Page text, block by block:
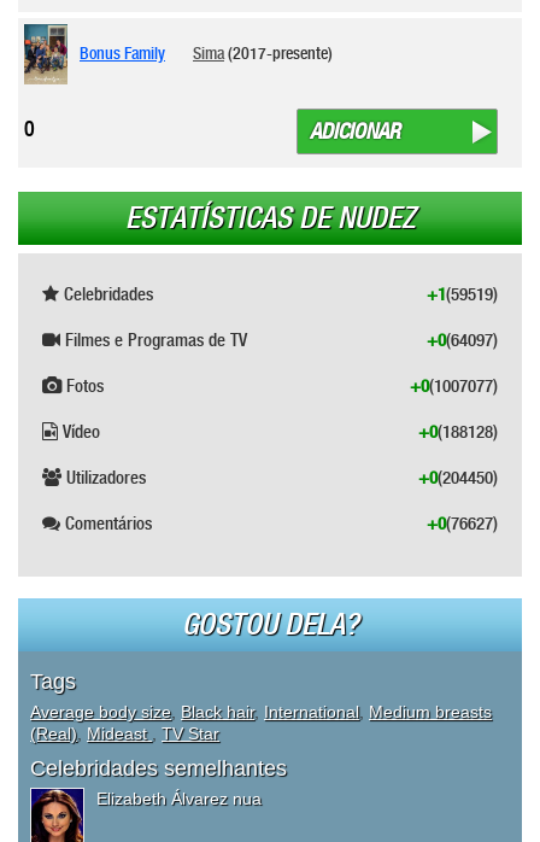
Bonus Family Sima(2017-presente)
ADICIONAR
0
ESTATÍSTICAS DE NUDEZ
Celebridades (59519)
+1
Filmes e Programas de TV (64097)
+0
Fotos (1007077)
+0
Vídeo (188128)
+0
Utilizadores (204450)
+0
Comentários (76627)
+0
GOSTOU DELA?
Tags
Average body size, Black hair, International, Medium breasts
(Real) Mideast TV Star
Celebridades semelhantes
Elizabeth Álvarez nua